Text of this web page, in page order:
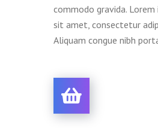
commodo gravida.
sit amet, consectetur
Aliquam congue nibh